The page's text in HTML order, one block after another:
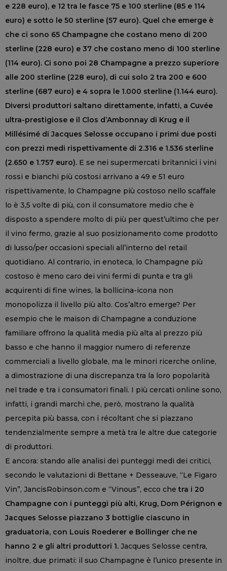
e 228 euro), e 12 tra le fasce 75 e 100 sterline (85 e 114
euro) e sotto le 50 sterline (57 euro). Quel che emerge è
che ci sono 65 Champagne che costano meno di 200
sterline (228 euro) e 37 che costano meno di 100 sterline
(114 euro). Ci sono poi 28 Champagne a prezzo superiore
alle 200 sterline (228 euro), di cui solo 2 tra 200 e 600
sterline (687 euro) e 4 sopra le 1.000 sterline (1.144 euro).
Diversi produttori saltano direttamente, infatti, a Cuvée
ultra-prestigiose e il Clos d’Ambonnay di Krug e il
Millésimé di Jacques Selosse occupano i primi due posti
con prezzi medi rispettivamente di 2.316 e 1.536 sterline
(2.650 e 1.757 euro). E se nei supermercati britannici i vini
rossi e bianchi più costosi arrivano a 49 e 51 euro
rispettivamente, lo Champagne più costoso nello scaffale
lo è 3,5 volte di più, con il consumatore medio che è
disposto a spendere molto di più per quest’ultimo che per
il vino fermo, grazie al suo posizionamento come prodotto
di lusso/per occasioni speciali all’interno del retail
quotidiano. Al contrario, in enoteca, lo Champagne più
costoso è meno caro dei vini fermi di punta e tra gli
acquirenti di fine wines, la bollicina-icona non
monopolizza il livello più alto. Cos’altro emerge? Per
esempio che le maison di Champagne a conduzione
familiare offrono la qualità media più alta al prezzo più
basso e che hanno il maggior numero di referenze
commerciali a livello globale, ma le minori ricerche online,
a dimostrazione di una discrepanza tra la loro popolarità
nel trade e tra i consumatori finali. I più cercati online sono,
infatti, i grandi marchi che, però, mostrano la qualità
percepita più bassa, con i récoltant che si piazzano
tendenzialmente sempre a metà tra le altre due categorie
di produttori.
E ancora: stando alle analisi dei punteggi medi dei critici,
secondo le valutazioni di Bettane + Desseauve, “Le Figaro
Vin”, JancisRobinson.com e “Vinous”, ecco chetra i 20
Champagne con i punteggi più alti, Krug, Dom Pérignon e
Jacques Selosse piazzano 3 bottiglie ciascuno in
graduatoria, con Louis Roederer e Bollinger che ne
hanno 2 e gli altri produttori 1. Jacques Selosse centra,
inoltre, due primati: il suo Champagne è l’unico presente in